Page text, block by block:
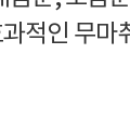
적인 무마